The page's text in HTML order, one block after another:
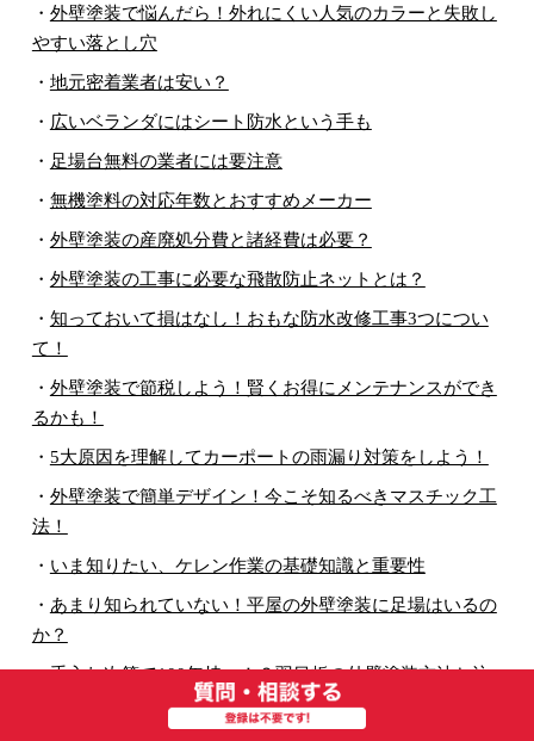
・ 外壁塗装で悩んだら！外れにくい人気のカラーと失敗し
やすい落とし穴
・ 地元密着業者は安い？
・ 広いベランダにはシート防水という手も
・ 足場台無料の業者には要注意
・ 無機塗料の対応年数とおすすめメーカー
・ 外壁塗装の産廃処分費と諸経費は必要？
・ 外壁塗装の工事に必要な飛散防止ネットとは？
・ 知っておいて損はなし！おもな防水改修工事3つについ
て！
・ 外壁塗装で節税しよう！賢くお得にメンテナンスができ
るかも！
・ 5大原因を理解してカーポートの雨漏り対策をしよう！
・ 外壁塗装で簡単デザイン！今こそ知るべきマスチック工
法！
・ いま知りたい、ケレン作業の基礎知識と重要性
・ あまり知られていない！平屋の外壁塗装に足場はいるの
か？
・手入れ次第で100年持つ！？羽目板の外壁塗装方法と注